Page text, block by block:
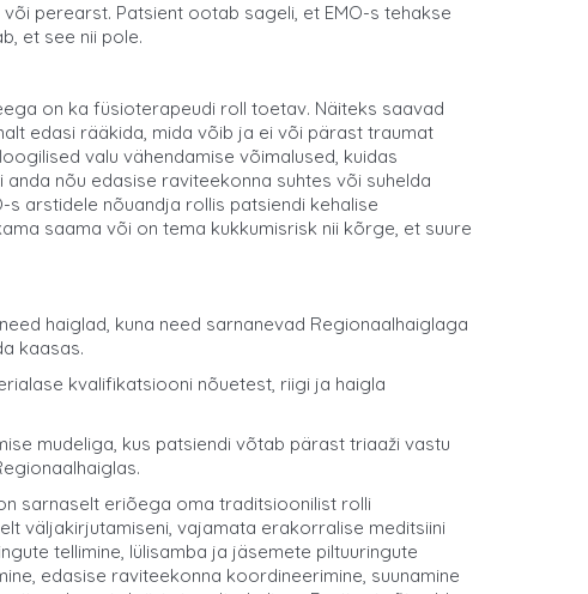
perearst. Patsient ootab sageli, et EMO-s tehakse
et see nii pole.
on ka füsioterapeudi roll toetav. Näiteks saavad
edasi rääkida, mida võib ja ei või pärast traumat
valu vähendamise võimalused, kuidas
nõu edasise raviteekonna suhtes või suhelda
arstidele nõuandja rollis patsiendi kehalise
saama või on tema kukkumisrisk nii kõrge, et suure
haiglad, kuna need sarnanevad Regionaalhaiglaga
kaasas.
kvalifikatsiooni nõuetest, riigi ja haigla
mudeliga, kus patsiendi võtab pärast triaaži vastu
sarnaselt eriõega oma traditsioonilist rolli
väljakirjutamiseni, vajamata erakorralise meditsiini
tellimine, lülisamba ja jäsemete piltuuringute
edasise raviteekonna koordineerimine, suunamine